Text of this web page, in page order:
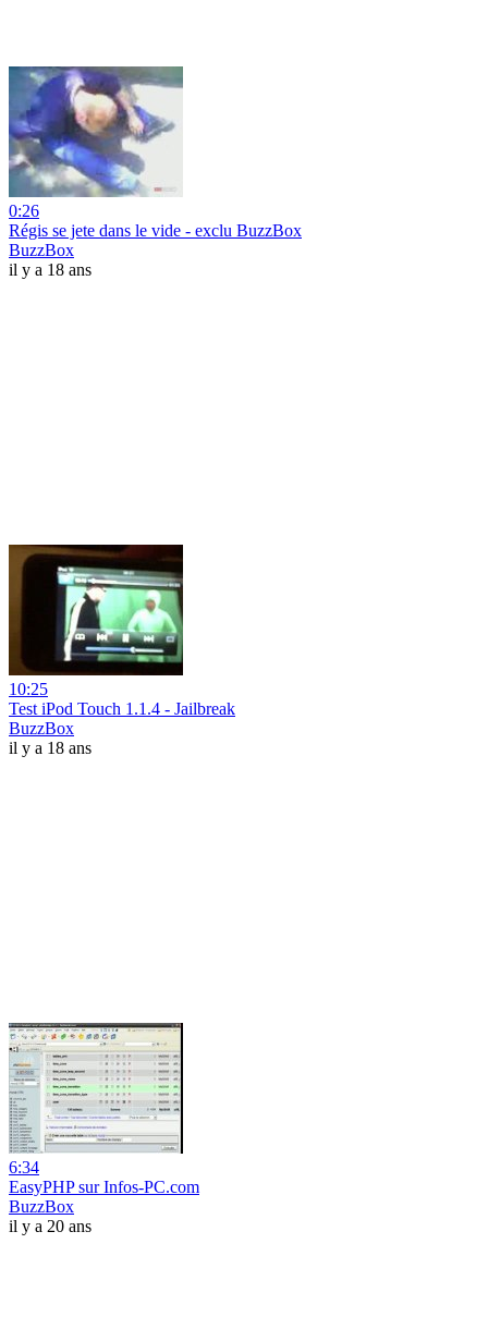
0:26
Régis se jete dans le vide - exclu BuzzBox
BuzzBox
il y a 18 ans
10:25
Test iPod Touch 1.1.4 - Jailbreak
BuzzBox
il y a 18 ans
6:34
EasyPHP sur Infos-PC.com
BuzzBox
il y a 20 ans